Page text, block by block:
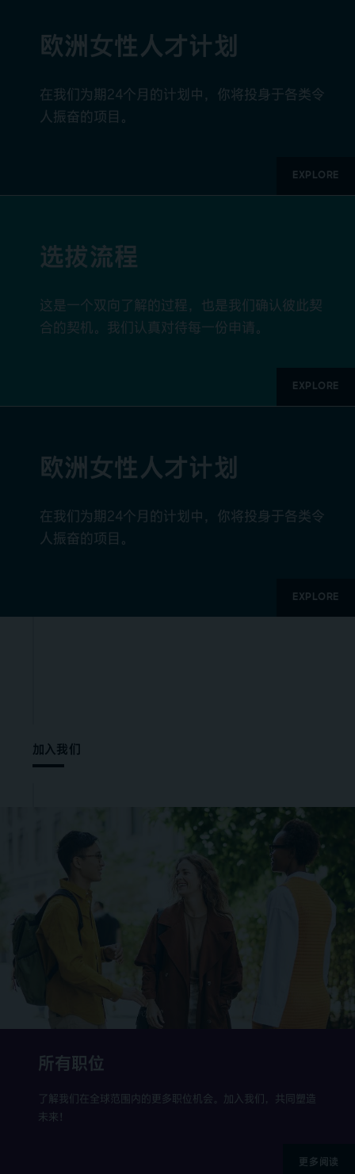
欧洲女性人才计划
在我们为期24个月的计划中，你将投身于各类令
人振奋的项目。
EXPLORE
选拔流程
这是一个双向了解的过程，也是我们确认彼此契
合的契机。我们认真对待每一份申请。
EXPLORE
欧洲女性人才计划
在我们为期24个月的计划中，你将投身于各类令
人振奋的项目。
EXPLORE
加入我们
更多阅读
所有职位
了解我们在全球范围内的更多职位机会。加入我们，共同塑造
未来！